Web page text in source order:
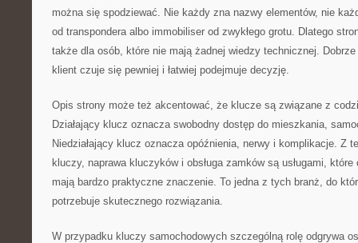
można się spodziewać. Nie każdy zna nazwy elementów, nie
od transpondera albo immobiliser od zwykłego grotu. Dlatego
także dla osób, które nie mają żadnej wiedzy technicznej. Dobrze
klient czuje się pewniej i łatwiej podejmuje decyzję.
Opis strony może też akcentować, że klucze są związane z
Działający klucz oznacza swobodny dostęp do mieszkania,
Niedziałający klucz oznacza opóźnienia, nerwy i komplikacje. Z
kluczy, naprawa kluczyków i obsługa zamków są usługami,
mają bardzo praktyczne znaczenie. To jedna z tych branż, do
potrzebuje skutecznego rozwiązania.
W przypadku kluczy samochodowych szczególną rolę odgrywa